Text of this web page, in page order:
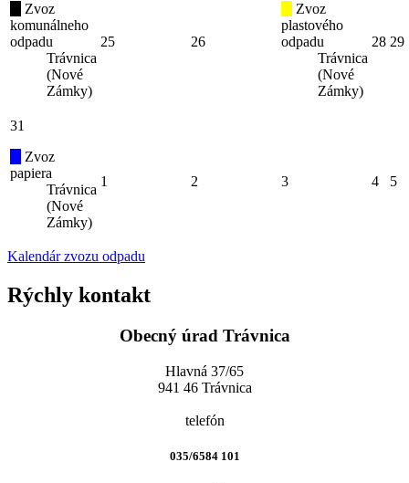
Zvoz
komunálneho
odpadu
Trávnica
(Nové
Zámky)
25 26
Zvoz
plastového
odpadu
Trávnica
(Nové
Zámky)
28 29
31
Zvoz
papiera
Trávnica
(Nové
Zámky)
1 2 3 4 5
Kalendár zvozu odpadu
Rýchly kontakt
Obecný úrad Trávnica
Hlavná 37/65
941 46 Trávnica
telefón
035/6584 101